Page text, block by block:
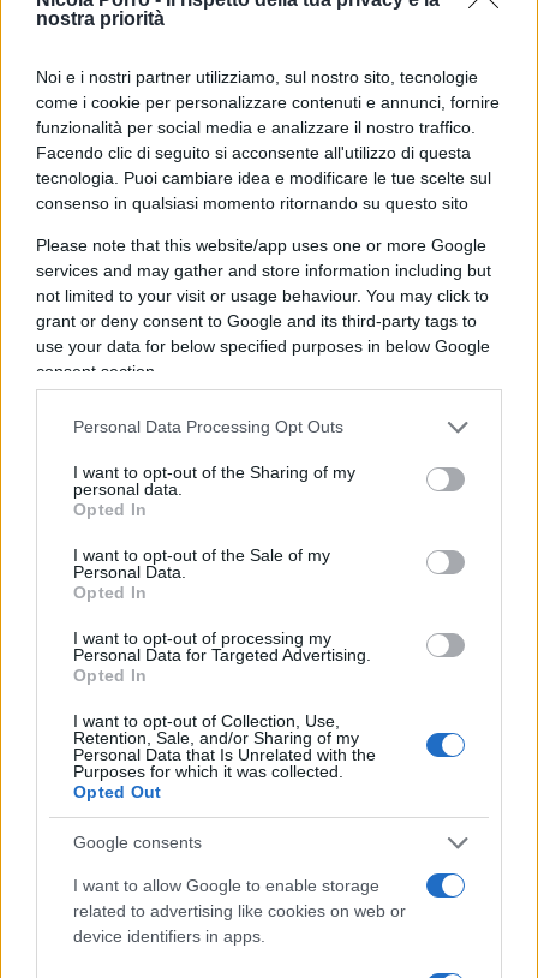
nostra priorità
Noi e i nostri partner utilizziamo, sul nostro sito, tecnologie
come i cookie per personalizzare contenuti e annunci, fornire
funzionalità per social media e analizzare il nostro traffico.
Facendo clic di seguito si acconsente all'utilizzo di questa
tecnologia. Puoi cambiare idea e modificare le tue scelte sul
consenso in qualsiasi momento ritornando su questo sito
Please note that this website/app uses one or more Google
services and may gather and store information including but
not limited to your visit or usage behaviour. You may click to
grant or deny consent to Google and its third-party tags to
use your data for below specified purposes in below Google
consent section.
Personal Data Processing Opt Outs
I want to opt-out of the Sharing of my
personal data.
Opted In
I want to opt-out of the Sale of my
Personal Data.
Opted In
I want to opt-out of processing my
Personal Data for Targeted Advertising.
Opted In
I want to opt-out of Collection, Use,
Retention, Sale, and/or Sharing of my
Personal Data that Is Unrelated with the
Purposes for which it was collected.
Opted Out
Google consents
I want to allow Google to enable storage
related to advertising like cookies on web or
device identifiers in apps.
di Franco Lodige
Trump o la Harris? Divisi pure sugli
Usa: il sondaggio che allarma
Schlein
di Franco Lodige
4 Novembre 2024, 14:17